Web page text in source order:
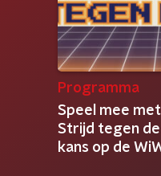
Programma
Speel mee
Strijd tegen de
kans op de